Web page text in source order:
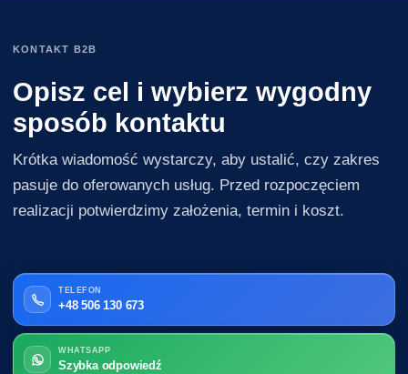
KONTAKT B2B
Opisz cel i wybierz wygodny
sposób kontaktu
Krótka wiadomość wystarczy, aby ustalić, czy zakres
pasuje do oferowanych usług. Przed rozpoczęciem
realizacji potwierdzimy założenia, termin i koszt.
TELEFON
+48 506 130 673
WHATSAPP
Szybka odpowiedź